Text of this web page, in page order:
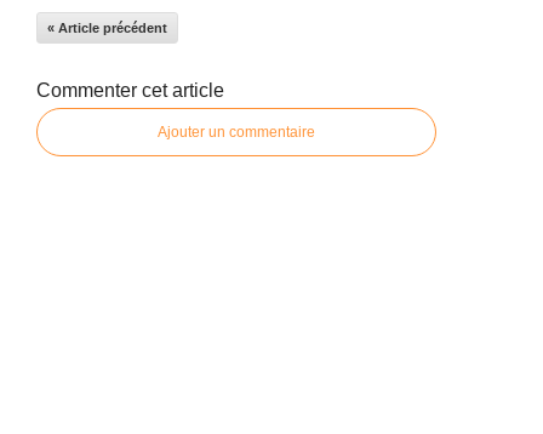
« Article précédent
Commenter cet article
Ajouter un commentaire